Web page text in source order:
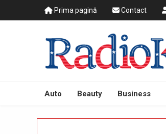
Prima pagină Contact
Auto Beauty Business